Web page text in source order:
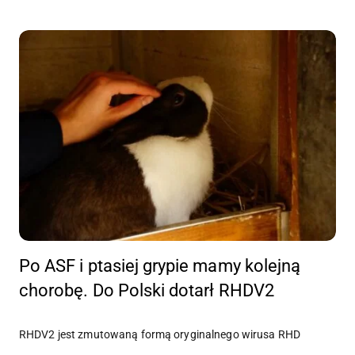
Po ASF i ptasiej grypie mamy kolejną
chorobę. Do Polski dotarł RHDV2
RHDV2 jest zmutowaną formą oryginalnego wirusa RHD